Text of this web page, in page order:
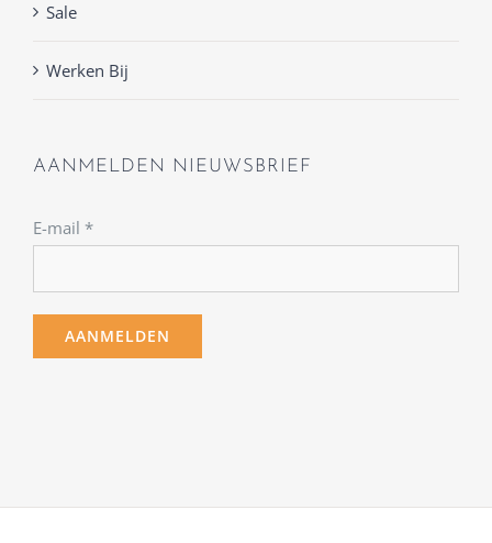
Sale
Werken Bij
AANMELDEN NIEUWSBRIEF
E-mail *